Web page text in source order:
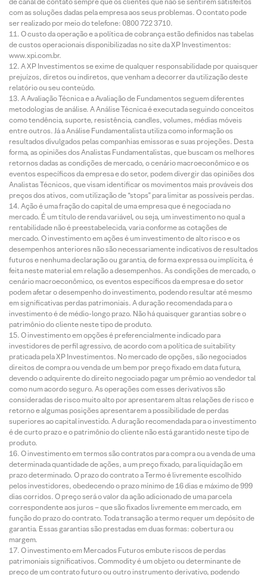
com as soluções dadas pela empresa aos seus problemas. O contato pode
ser realizado por meio do telefone: 0800 722 3710.
O custo da operação e a política de cobrança estão definidos nas tabelas
de custos operacionais disponibilizadas no site da XP Investimentos:
www.xpi.com.br.
A XP Investimentos se exime de qualquer responsabilidade por quaisquer
prejuízos, diretos ou indiretos, que venham a decorrer da utilização deste
relatório ou seu conteúdo.
A Avaliação Técnica e a Avaliação de Fundamentos seguem diferentes
metodologias de análise. A Análise Técnica é executada seguindo conceitos
como tendência, suporte, resistência, candles, volumes, médias móveis
entre outros. Já a Análise Fundamentalista utiliza como informação os
resultados divulgados pelas companhias emissoras e suas projeções. Desta
forma, as opiniões dos Analistas Fundamentalistas, que buscam os melhores
retornos dadas as condições de mercado, o cenário macroeconômico e os
eventos específicos da empresa e do setor, podem divergir das opiniões dos
Analistas Técnicos, que visam identificar os movimentos mais prováveis dos
preços dos ativos, com utilização de “stops” para limitar as possíveis perdas.
Ação é uma fração do capital de uma empresa que é negociada no
mercado. É um título de renda variável, ou seja, um investimento no qual a
rentabilidade não é preestabelecida, varia conforme as cotações de
mercado. O investimento em ações é um investimento de alto risco e os
desempenhos anteriores não são necessariamente indicativos de resultados
futuros e nenhuma declaração ou garantia, de forma expressa ou implícita, é
feita neste material em relação a desempenhos. As condições de mercado, o
cenário macroeconômico, os eventos específicos da empresa e do setor
podem afetar o desempenho do investimento, podendo resultar até mesmo
em significativas perdas patrimoniais. A duração recomendada para o
investimento é de médio-longo prazo. Não há quaisquer garantias sobre o
patrimônio do cliente neste tipo de produto.
O investimento em opções é preferencialmente indicado para
investidores de perfil agressivo, de acordo com a política de suitability
praticada pela XP Investimentos. No mercado de opções, são negociados
direitos de compra ou venda de um bem por preço fixado em data futura,
devendo o adquirente do direito negociado pagar um prêmio ao vendedor tal
como num acordo seguro. As operações com esses derivativos são
consideradas de risco muito alto por apresentarem altas relações de risco e
retorno e algumas posições apresentarem a possibilidade de perdas
superiores ao capital investido. A duração recomendada para o investimento
é de curto prazo e o patrimônio do cliente não está garantido neste tipo de
produto.
O investimento em termos são contratos para compra ou a venda de uma
determinada quantidade de ações, a um preço fixado, para liquidação em
prazo determinado. O prazo do contrato a Termo é livremente escolhido
pelos investidores, obedecendo o prazo mínimo de 16 dias e máximo de 999
dias corridos. O preço será o valor da ação adicionado de uma parcela
correspondente aos juros – que são fixados livremente em mercado, em
função do prazo do contrato. Toda transação a termo requer um depósito de
garantia. Essas garantias são prestadas em duas formas: cobertura ou
margem.
O investimento em Mercados Futuros embute riscos de perdas
patrimoniais significativos. Commodity é um objeto ou determinante de
preço de um contrato futuro ou outro instrumento derivativo, podendo